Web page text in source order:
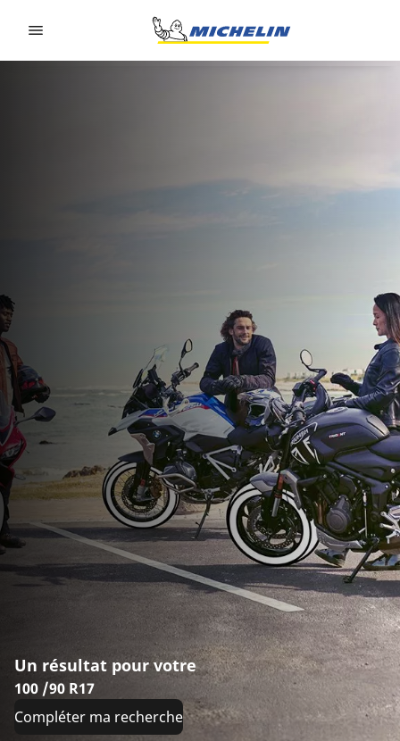
Un résultat pour votre
100 /90 R17
Compléter ma recherche